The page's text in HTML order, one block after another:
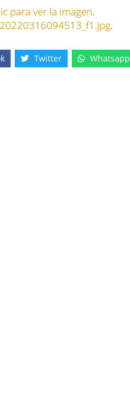
para ver la imagen.
20220316094513_f1.jpg.
Twitter Whatsapp